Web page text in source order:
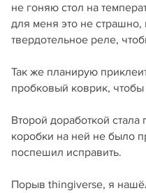
не гоняю стол на
для меня это не
твердотельное реле,
Так же планирую
пробковый коврик,
Второй доработкой стала
коробки на ней не было
поспешил исправить.
Порыв thingiverse, я